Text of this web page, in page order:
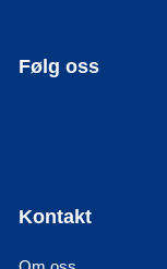
Følg oss
Kontakt